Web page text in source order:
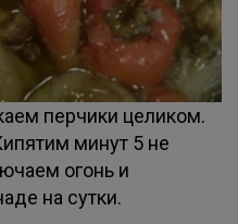
перчики целиком.
минут 5 не
огонь и
на сутки.